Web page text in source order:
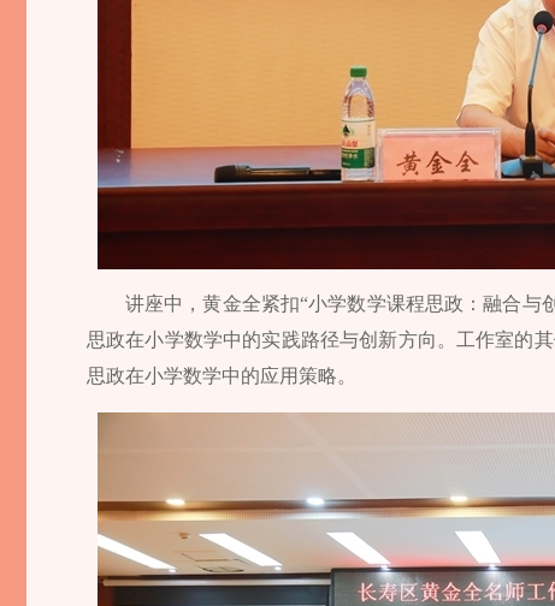
讲座中，黄金全紧扣“小学数学课程思政：融合与
思政在小学数学中的实践路径与创新方向。工作室的
思政在小学数学中的应用策略。